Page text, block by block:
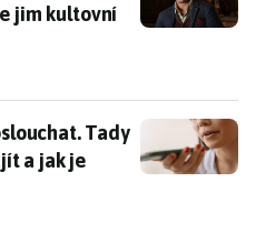
jim kultovní
Tady je návod,
Tady
a jak je